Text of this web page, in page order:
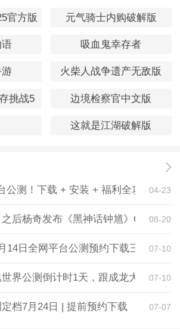
官方版 元气骑士内购破解版
吸血鬼幸存者
火柴人战争遗产无敌版
挑战5 边境检察官中文版
这就是江湖破解版
公测！下载 + 安装 + 福利全攻略，一
04-23
之后杨奇发布《黑神话钟馗》CG！预
08-20
14日全网平台公测预约下载三端同步
07-10
界公测倒计时1天，跟成龙大哥一起
07-10
档7月24日 | 提前预约下载 07-07